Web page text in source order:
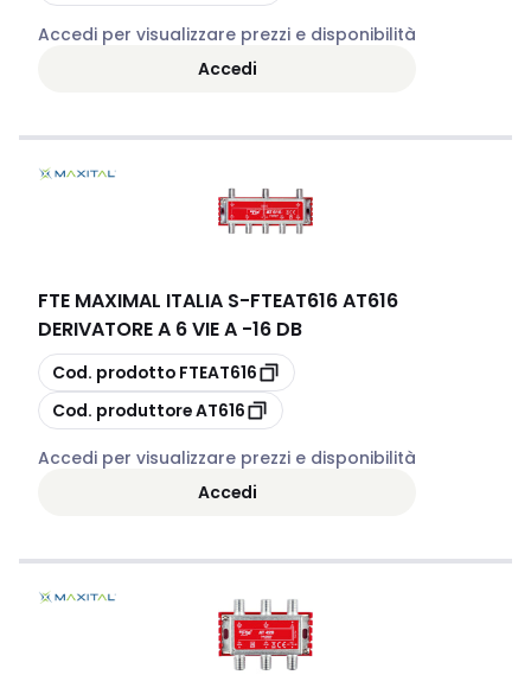
Accedi per visualizzare prezzi e disponibilità
Accedi
FTE MAXIMAL ITALIA S-FTEAT616 AT616
DERIVATORE A 6 VIE A -16 DB
copia
Cod. prodotto FTEAT616
copia
Cod. produttoreAT616
Accedi per visualizzare prezzi e disponibilità
Accedi